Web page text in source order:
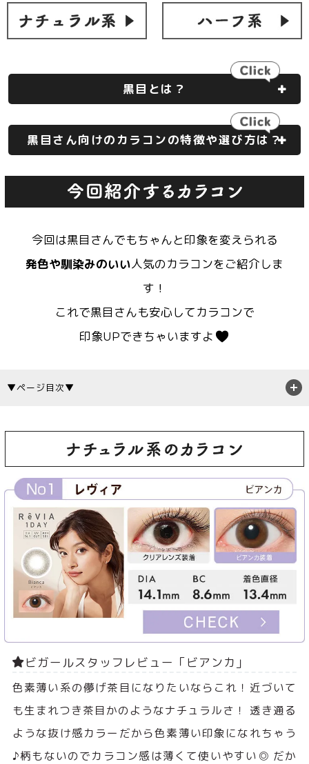
黒目とは？
黒目さん向けのカラコンの特徴や選び方は？
今回は黒目さんでもちゃんと印象を変えられる
発色や馴染みのいい人気のカラコンをご紹介しま
す！
これで黒目さんも安心してカラコンで
印象UPできちゃいますよ
▼ページ目次▼
ビガールスタッフレビュー「ビアンカ」
色素薄い系の儚げ茶目になりたいならこれ！近づいて
も生まれつき茶目かのようなナチュラルさ！ 透き通る
ような抜け感カラーだから色素薄い印象になれちゃう
♪柄もないのでカラコン感は薄くて使いやすい◎ だか